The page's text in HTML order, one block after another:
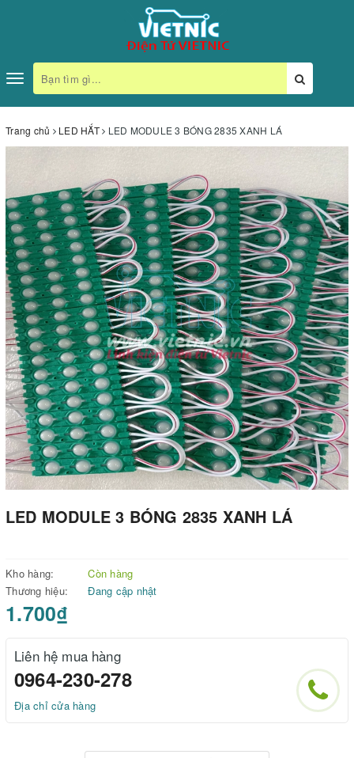
Toggle
navigation
Trang chủ LED HẮT LED MODULE 3 BÓNG 2835 XANH LÁ
LED MODULE 3 BÓNG 2835 XANH LÁ
Kho hàng:
Còn hàng
Thương hiệu:
Đang cập nhật
1.700₫
Liên hệ mua hàng
0964-230-278
Địa chỉ cửa hàng